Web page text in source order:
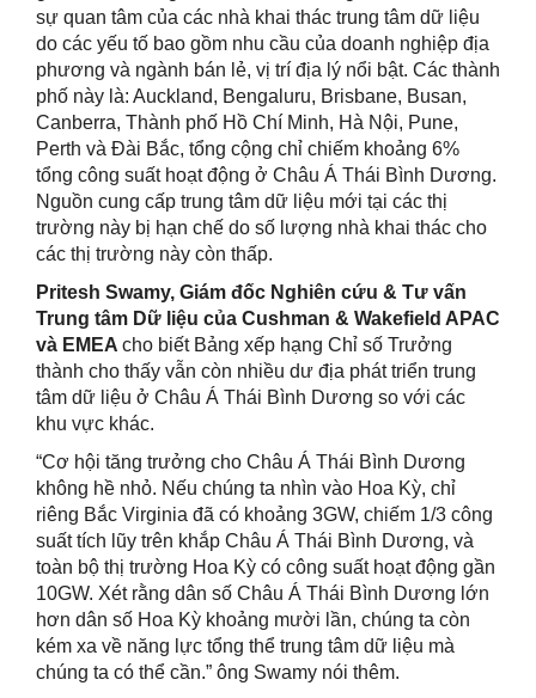
sự quan tâm của các nhà khai thác trung tâm dữ liệu
do các yếu tố bao gồm nhu cầu của doanh nghiệp địa
phương và ngành bán lẻ, vị trí địa lý nổi bật. Các thành
phố này là: Auckland, Bengaluru, Brisbane, Busan,
Canberra, Thành phố Hồ Chí Minh, Hà Nội, Pune,
Perth và Đài Bắc, tổng cộng chỉ chiếm khoảng 6%
tổng công suất hoạt động ở Châu Á Thái Bình Dương.
Nguồn cung cấp trung tâm dữ liệu mới tại các thị
trường này bị hạn chế do số lượng nhà khai thác cho
các thị trường này còn thấp.
Pritesh Swamy, Giám đốc Nghiên cứu & Tư vấn
Trung tâm Dữ liệu của Cushman & Wakefield APAC
và EMEA cho biết Bảng xếp hạng Chỉ số Trưởng
thành cho thấy vẫn còn nhiều dư địa phát triển trung
tâm dữ liệu ở Châu Á Thái Bình Dương so với các
khu vực khác.
“Cơ hội tăng trưởng cho Châu Á Thái Bình Dương
không hề nhỏ. Nếu chúng ta nhìn vào Hoa Kỳ, chỉ
riêng Bắc Virginia đã có khoảng 3GW, chiếm 1/3 công
suất tích lũy trên khắp Châu Á Thái Bình Dương, và
toàn bộ thị trường Hoa Kỳ có công suất hoạt động gần
10GW. Xét rằng dân số Châu Á Thái Bình Dương lớn
hơn dân số Hoa Kỳ khoảng mười lần, chúng ta còn
kém xa về năng lực tổng thể trung tâm dữ liệu mà
chúng ta có thể cần.” ông Swamy nói thêm.